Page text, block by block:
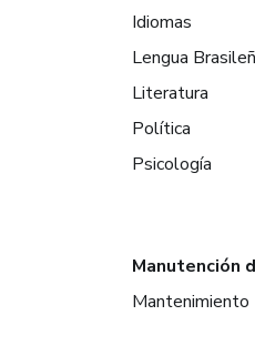
Idiomas
Lengua
Literatura
Política
Psicología
Manutención
Mantenimiento